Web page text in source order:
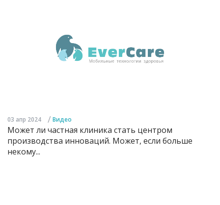
03 апр 2024 / Видео
Может ли частная клиника стать центром
производства инноваций. Может, если больше
некому...